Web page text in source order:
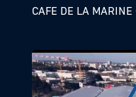
CAFE DE LA